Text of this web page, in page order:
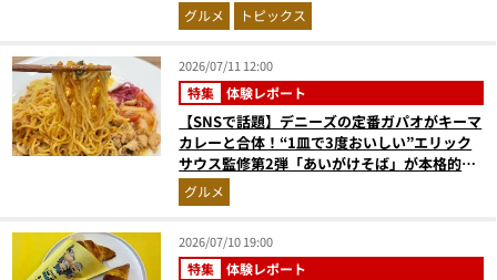
グルメ トピックス
2026/07/11 12:00
特集 体験レポート
【SNSで話題】デニーズの定番ガパオがキーマ
カレーと合体！“1皿で3度おいしい”エリック
サウス監修第2弾「あいがけそば」が本格的す
ぎた
グルメ
2026/07/10 19:00
特集 体験レポート